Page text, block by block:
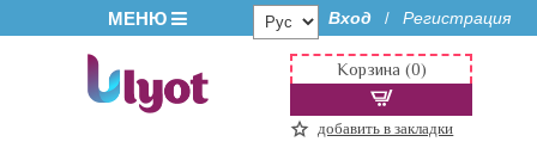
МЕНЮ Вход / Регистрация
Корзина (0)
добавить в закладки